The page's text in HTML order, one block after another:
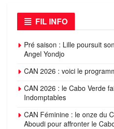
FIL INFO
Pré saison : Lille poursuit
Angel Yondjo
CAN 2026 : voici le
CAN 2026 : le Cabo Verde
Indomptables
CAN Féminine : le onze du
Aboudi pour affronter le